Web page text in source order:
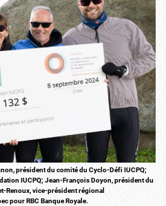
président du comité du Cyclo-Défi IUCPQ;
IUCPQ; Jean-François Doyon, président du
Renoux, vice-président régional
pour RBC Banque Royale.